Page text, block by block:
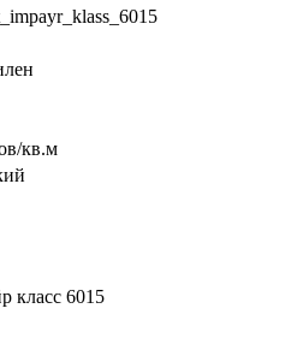
кв.м
класс 6015